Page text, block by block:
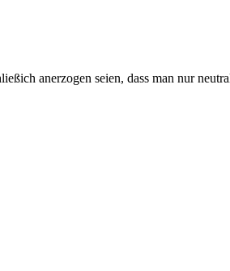
anerzogen seien, dass man nur